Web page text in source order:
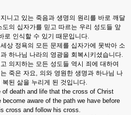
니고 있는 죽음과 생명의 원리를 바로 깨달
의 십자가를 믿고 따르는 우리 성도들 앞
로 인식할 수 있기 때문입니다.
상 정욕의 모든 문제를 십자가에 못박아 소
하나님 나라의 영광을 회복시키셨습니다.
의지하는 모든 성도들 역시 죄에 대하여
죽은 자요, 의와 영원한 생명과 하나님 나
된 삶을 누리게 된 것입니다.
death and life that the cross of Christ
aware of the path we have before
cross and follow his cross.